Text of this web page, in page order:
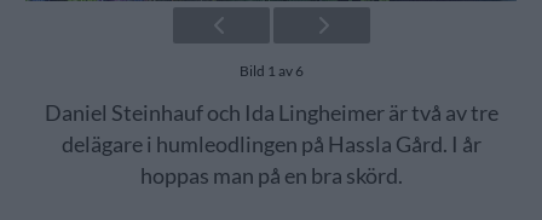
Bild 1 av 6
Daniel Steinhauf och Ida Lingheimer är två av tre
delägare i humleodlingen på Hassla Gård. I år
hoppas man på en bra skörd.